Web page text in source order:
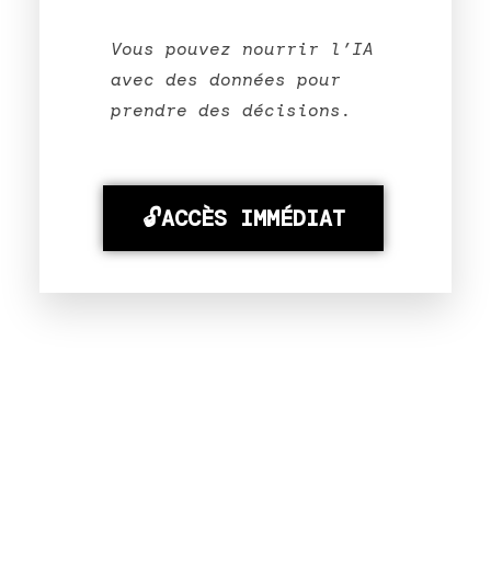
Vous pouvez nourrir l’IA
avec des données pour
prendre des décisions.
🔓ACCÈS IMMÉDIAT